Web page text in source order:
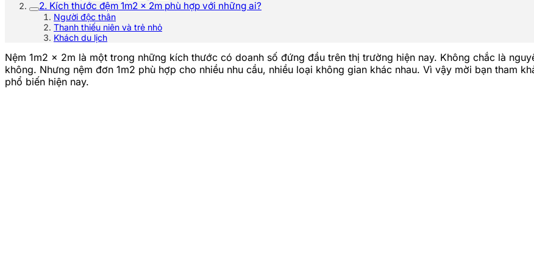
2. Kích thước đệm 1m2 x 2m phù hợp với những ai?
Người độc thân
Thanh thiếu niên và trẻ nhỏ
Khách du lịch
Nệm 1m2 x 2m là một trong những kích thước có doanh số đứng đầu trên thị trường hiện nay. Không chắc là
không. Nhưng nệm đơn 1m2 phù hợp cho nhiều nhu cầu, nhiều loại không gian khác nhau. Vì vậy mời bạn tham
phổ biến hiện nay.